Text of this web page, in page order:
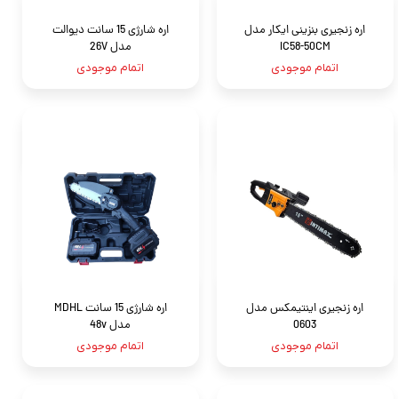
اره زنجیری بنزینی ایکار مدل
IC58-50CM
اتمام موجودی
اره شارژی 15 سانت دیوالت
مدل 26V
اتمام موجودی
اره زنجیری اینتیمکس مدل
0603
اتمام موجودی
اره شارژی 15 سانت MDHL
مدل 48v
اتمام موجودی